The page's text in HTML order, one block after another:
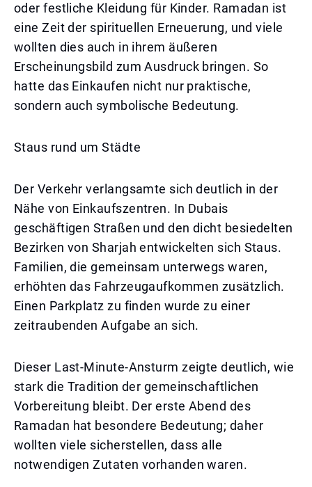
oder festliche Kleidung für Kinder. Ramadan ist
eine Zeit der spirituellen Erneuerung, und viele
wollten dies auch in ihrem äußeren
Erscheinungsbild zum Ausdruck bringen. So
hatte das Einkaufen nicht nur praktische,
sondern auch symbolische Bedeutung.
Staus rund um Städte
Der Verkehr verlangsamte sich deutlich in der
Nähe von Einkaufszentren. In Dubais
geschäftigen Straßen und den dicht besiedelten
Bezirken von Sharjah entwickelten sich Staus.
Familien, die gemeinsam unterwegs waren,
erhöhten das Fahrzeugaufkommen zusätzlich.
Einen Parkplatz zu finden wurde zu einer
zeitraubenden Aufgabe an sich.
Dieser Last-Minute-Ansturm zeigte deutlich, wie
stark die Tradition der gemeinschaftlichen
Vorbereitung bleibt. Der erste Abend des
Ramadan hat besondere Bedeutung; daher
wollten viele sicherstellen, dass alle
notwendigen Zutaten vorhanden waren.